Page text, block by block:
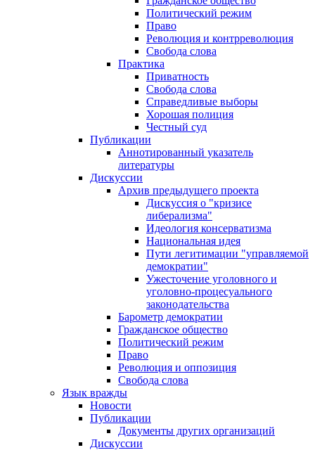
Политический режим
Право
Революция и контрреволюция
Свобода слова
Практика
Приватность
Свобода слова
Справедливые выборы
Хорошая полиция
Честный суд
Публикации
Аннотированный указатель
литературы
Дискуссии
Архив предыдущего проекта
Дискуссия о "кризисе
либерализма"
Идеология консерватизма
Национальная идея
Пути легитимации "управляемой
демократии"
Ужесточение уголовного и
уголовно-процесуального
законодательства
Барометр демократии
Гражданское общество
Политический режим
Право
Революция и оппозиция
Свобода слова
Язык вражды
Новости
Публикации
Документы других организаций
Дискуссии